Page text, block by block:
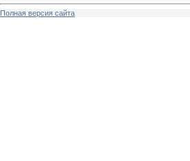
Полная версия сайта